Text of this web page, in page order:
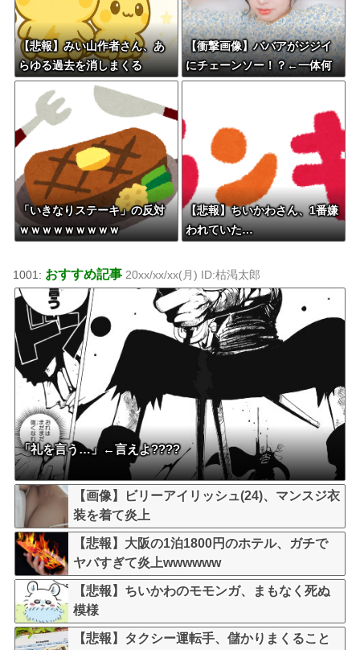
【悲報】みい山作者さん、あ
らゆる過去を消しまくる
【衝撃画像】ババアがジジイ
にチェーンソー！？←一体何
があったんやコレw w w w w
「いきなりステーキ」の反対
ｗｗｗｗｗｗｗｗｗ
【悲報】ちいかわさん、1番嫌
われていた…
1001: おすすめ記事 20xx/xx/xx(月) ID:枯渇太郎
「礼を言う…」←言えよ????
【画像】ビリーアイリッシュ(24)、マンスジ衣
装を着て炎上
【悲報】大阪の1泊1800円のホテル、ガチで
ヤバすぎて炎上wwwwww
【悲報】ちいかわのモモンガ、まもなく死ぬ
模様
【悲報】タクシー運転手、儲かりまくること